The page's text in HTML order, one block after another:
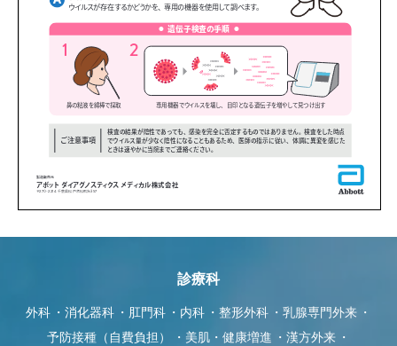
診療科
外科 消化器科 肛門科 内科 整形外科
乳腺専門外来
予防接種（自費負担）
美肌・健康増進
漢方外来